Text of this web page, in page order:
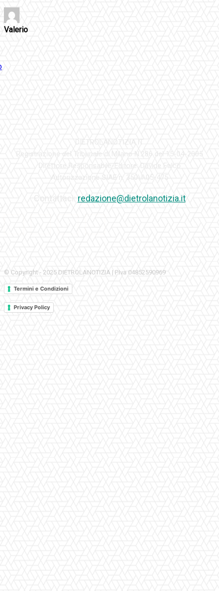
Valerio
redazione@dietrolanotizia.it
© Copyright - 2025 DIETROLANOTIZIA | P.Iva 04852590969
Termini e Condizioni
Privacy Policy